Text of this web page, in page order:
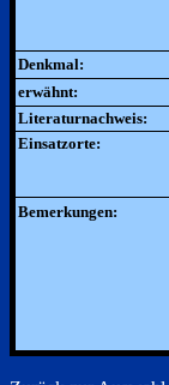
Denkmal:
erwähnt:
Literaturnachweis:
Einsatzorte:
Bemerkungen: